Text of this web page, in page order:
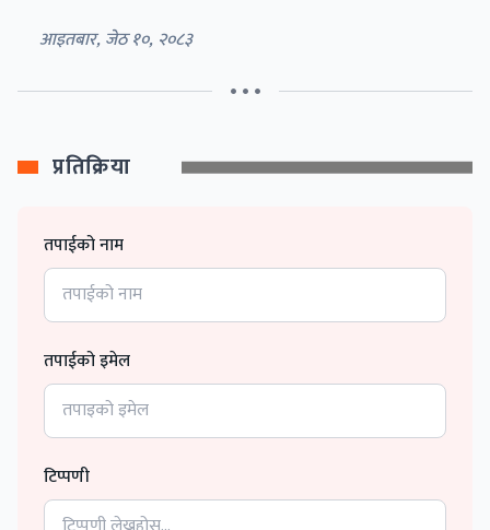
आइतबार, जेठ १०, २०८३
• • •
प्रतिक्रिया
तपाईको नाम
तपाईको इमेल
टिप्पणी